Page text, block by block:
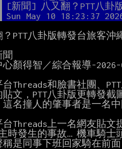
[新聞] 八又翻？PTT八卦
Sun May 10 18:23:37
？PTT八卦版轉發台旅客
聞
心顏得智／綜合報導-
台Threads和臉書社團、
貼文，PTT八卦版更轉發
名撞人的肇事者是一名中
台Threads上一名網友貼
時發生的事故… 機車騎士
稱是同事下班回家騎在前面